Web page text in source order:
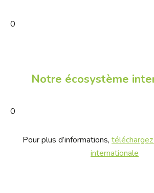
0
Notre écosystème
0
Pour plus d’informations,
internationale